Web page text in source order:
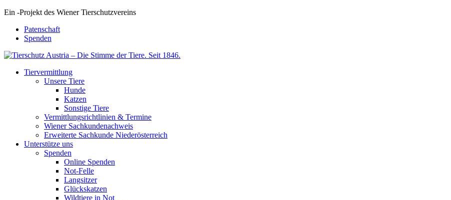
Ein -Projekt des Wiener Tierschutzvereins
Patenschaft
Spenden
Tiervermittlung
Unsere Tiere
Hunde
Katzen
Sonstige Tiere
Vermittlungsrichtlinien & Termine
Wiener Sachkundenachweis
Erweiterte Sachkunde Niederösterreich
Unterstütze uns
Spenden
Online Spenden
Not-Felle
Langsitzer
Glückskatzen
Wildtiere in Not